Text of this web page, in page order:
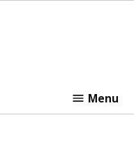
Menu